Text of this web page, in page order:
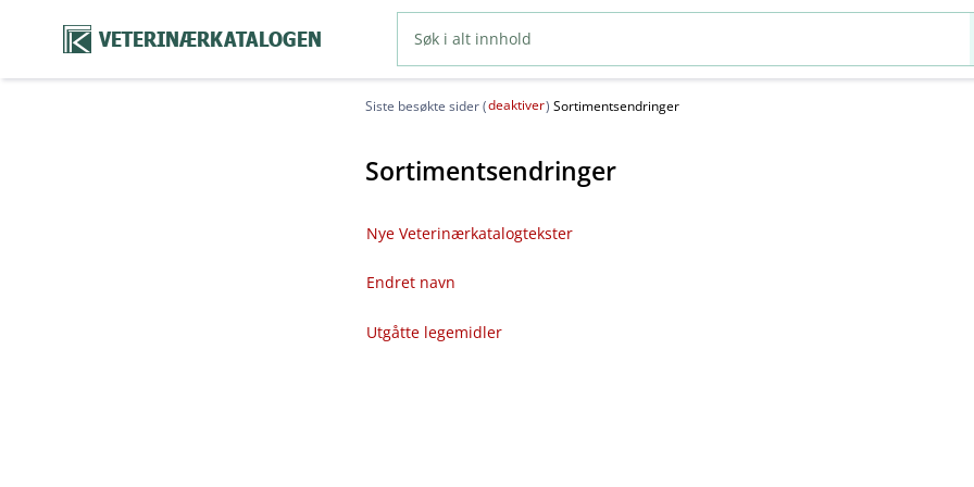
VETERINÆRKATALOGEN
Siste besøkte sider (deaktiver) Sortimentsendringer
Sortimentsendringer
Nye Veterinærkatalogtekster
Endret navn
Utgåtte legemidler